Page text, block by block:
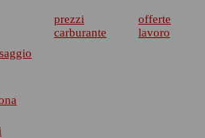
prezzi
carburante
offerte
lavoro